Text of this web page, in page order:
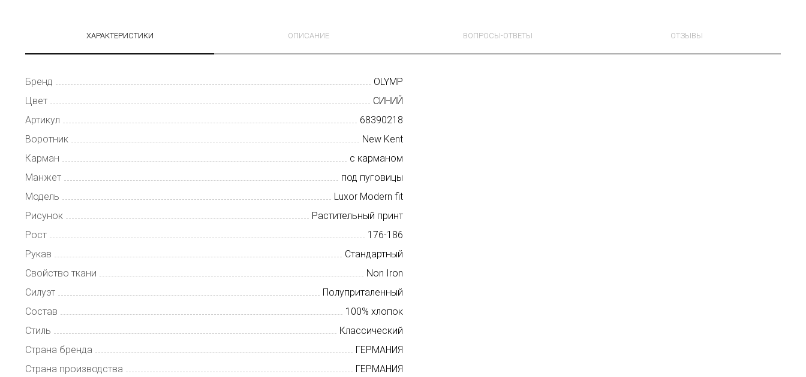
ХАРАКТЕРИСТИКИ ОПИСАНИЕ ВОПРОСЫ-ОТВЕТЫ ОТЗЫВЫ
Бренд
OLYMP
Цвет
СИНИЙ
Артикул
68390218
Воротник
New Kent
Карман
с карманом
Манжет
под пуговицы
Модель
Luxor Modern fit
Рисунок
Растительный принт
Рост
176-186
Рукав
Стандартный
Свойство ткани
Non Iron
Силуэт
Полуприталенный
Состав
100% хлопок
Стиль
Классический
Страна бренда
ГЕРМАНИЯ
Страна производства
ГЕРМАНИЯ